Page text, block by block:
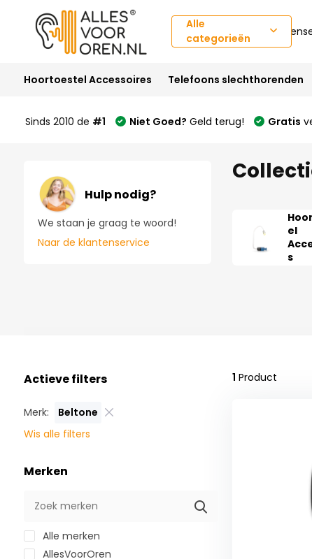
Alle
categorieën
Hoortoestel Accessoires Telefoons slechthorenden
Sinds 2010 de #1 Niet Goed? Geld terug! Gratis
Hulp nodig?
We staan je graag te woord!
Naar de klantenservice
el
s
Actieve filters
Merk:
Beltone
Wis alle filters
Merken
Alle merken
AllesVoorOren
1 Product